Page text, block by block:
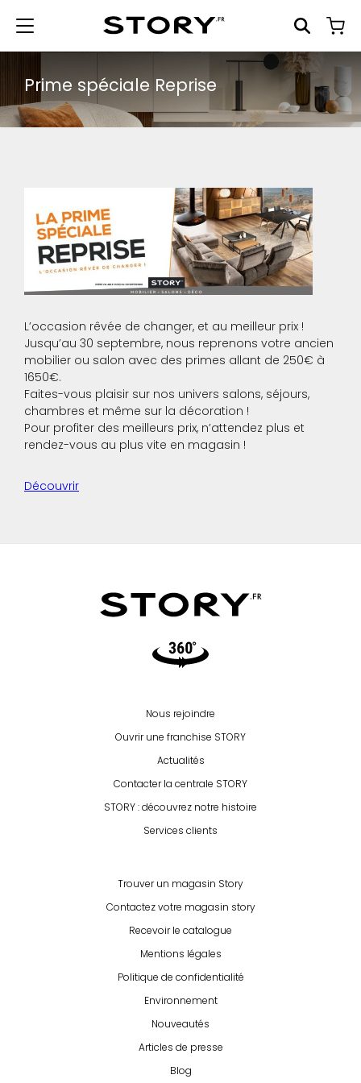
Prime spéciale Reprise
L’occasion rêvée de changer, et au meilleur prix !
Jusqu’au 30 septembre, nous reprenons votre ancien
mobilier ou salon avec des primes allant de 250€ à
1650€.
Faites-vous plaisir sur nos univers salons, séjours,
chambres et même sur la décoration !
Pour profiter des meilleurs prix, n’attendez plus et
rendez-vous au plus vite en magasin !
Découvrir
Video360
Nous rejoindre
Ouvrir une franchise STORY
Actualités
Contacter la centrale STORY
STORY : découvrez notre histoire
Services clients
Trouver un magasin Story
Contactez votre magasin story
Recevoir le catalogue
Mentions légales
Politique de confidentialité
Environnement
Nouveautés
Articles de presse
Blog